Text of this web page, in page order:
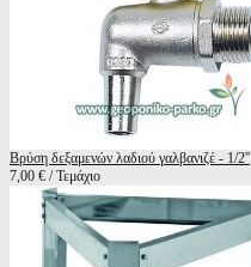
Βρύση δεξαμενών λαδιού γαλβανιζέ - 1/2''
7,00 € / Τεμάχιο